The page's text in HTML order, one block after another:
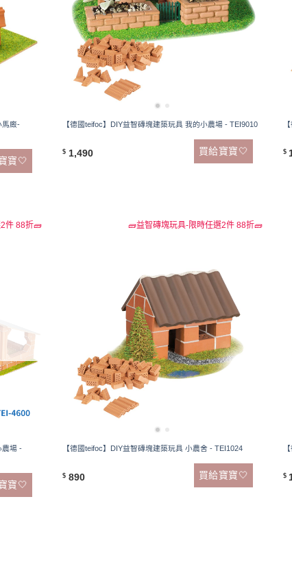
馬廄-
寶🤍
【德國teifoc】DIY益智磚塊建築玩具 我的小農場 - TEI9010
$ 1,490 買給寶寶🤍 $
件 88折🧱
農場 -
寶🤍
🧱益智磚塊玩具-限時任選2件 88折🧱
【德國teifoc】DIY益智磚塊建築玩具 小農舍 - TEI1024
$ 890 買給寶寶🤍 $